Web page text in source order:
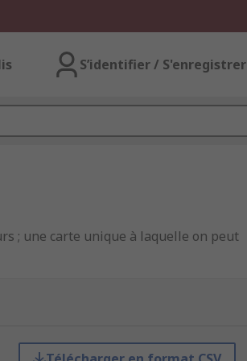
S’identifier / S'enregistrer
; une carte unique à laquelle on peut
Raspberry Pi 2 début 2015, le
B, B+, les modèles low-cost Zero